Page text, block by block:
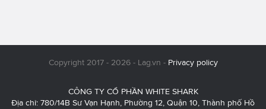
Copyright 2017 - 2026 - Lag.vn - Privacy policy
CÔNG TY CỔ PHẦN WHITE SHARK
Địa chỉ: 780/14B Sư Vạn Hạnh, Phường 12, Quận 10, Thành phố Hồ